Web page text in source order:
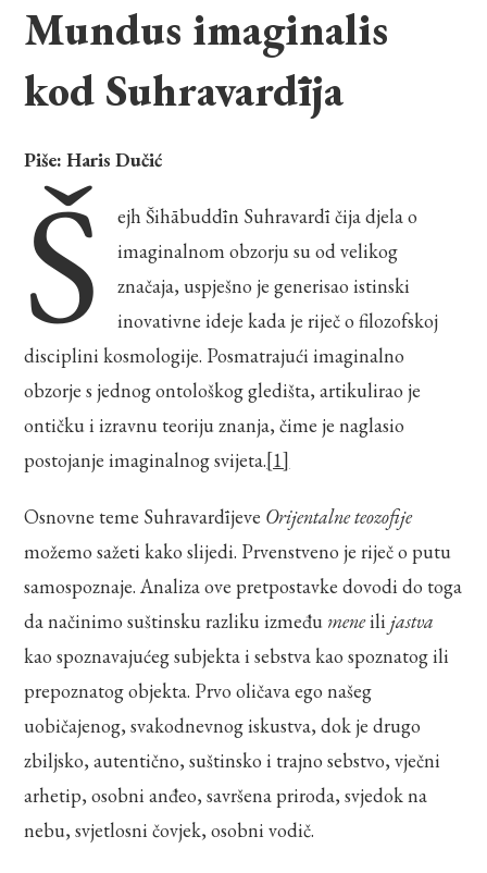
Mundus imaginalis
kod Suhravardīja
Piše: Haris Dučić
Š
ejh Šihābuddīn Suhravardī čija djela o
imaginalnom obzorju su od velikog
značaja, uspješno je generisao istinski
inovativne ideje kada je riječ o filozofskoj
disciplini kosmologije. Posmatrajući imaginalno
obzorje s jednog ontološkog gledišta, artikulirao je
ontičku i izravnu teoriju znanja, čime je naglasio
postojanje imaginalnog svijeta.[1]
Osnovne teme Suhravardījeve Orijentalne teozofije
možemo sažeti kako slijedi. Prvenstveno je riječ o putu
samospoznaje. Analiza ove pretpostavke dovodi do toga
da načinimo suštinsku razliku između meneili jastva
kao spoznavajućeg subjekta i sebstva kao spoznatog ili
prepoznatog objekta. Prvo oličava ego našeg
uobičajenog, svakodnevnog iskustva, dok je drugo
zbiljsko, autentično, suštinsko i trajno sebstvo, vječni
arhetip, osobni anđeo, savršena priroda, svjedok na
nebu, svjetlosni čovjek, osobni vodič.